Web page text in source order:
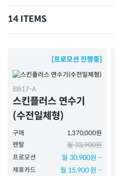
14 ITEMS
[프로모션 진행중]
BB17-A
스킨플러스 연수기
(수전일체형)
구매
1,370,000원
렌탈
월 33,900원
프로모션 월 30,900원 ~
제휴카드 월 15,900 원 ~